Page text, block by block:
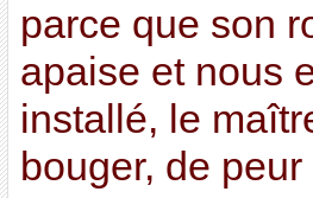
parce que son
apaise et nous
installé, le
bouger, de